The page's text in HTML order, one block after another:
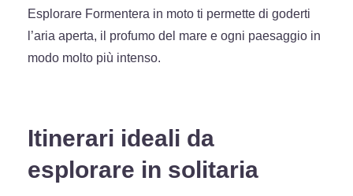
Esplorare Formentera in moto ti permette di goderti
l’aria aperta, il profumo del mare e ogni paesaggio in
modo molto più intenso.
Itinerari ideali da
esplorare in solitaria